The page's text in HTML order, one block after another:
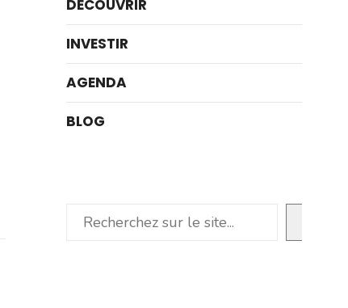
DÉCOUVRIR
INVESTIR
AGENDA
BLOG
Rechercher